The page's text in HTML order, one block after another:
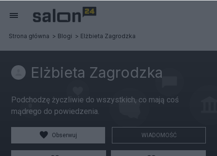
Strona główna Blogi Elżbieta Zagrodzka
Elżbieta Zagrodzka
Podchodzę życzliwie do wszystkich, co mają coś
mądrego do powiedzenia.
Obserwuj WIADOMOŚĆ